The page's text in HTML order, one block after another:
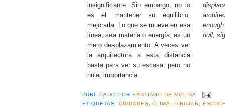
insignificante. Sin embargo, no lo
es el mantener su equilibrio,
mejorarla. Lo que se mueve en esa
línea, sea materia o energía, es un
mero desplazamiento. A veces ver
la arquitectura a esta distancia
basta para ver su escasa, pero no
nula, importancia.
null,
PUBLICADO PORSANTIAGO DE MOLINA
ETIQUETAS:CIUDADES,CLIMA, DIBUJAR,